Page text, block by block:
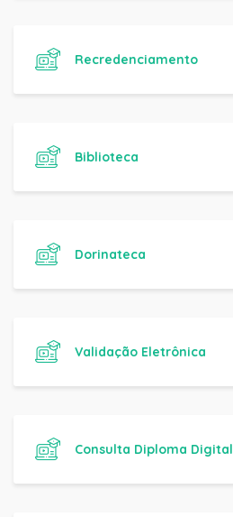
Recredenciamento
Biblioteca
Dorinateca
Validação Eletrônica
Consulta Diploma Digital